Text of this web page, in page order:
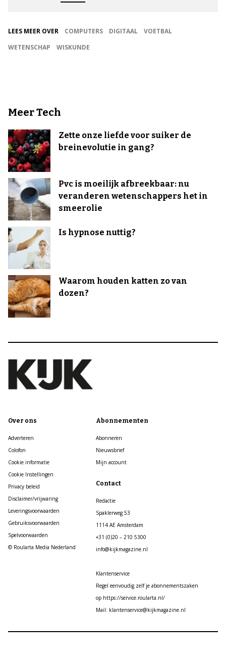
LEES MEER OVER COMPUTERS DIGITAAL
VOETBAL
WETENSCHAP
WISKUNDE
Meer Tech
Zette onze liefde voor suiker de
breinevolutie in gang?
Pvc is moeilijk afbreekbaar: nu
veranderen wetenschappers het in
smeerolie
Is hypnose nuttig?
Waarom houden katten zo van
dozen?
Over ons
Adverteren
Colofon
Cookie informatie
Cookie Instellingen
Privacy beleid
Disclaimer/vrijwaring
Leveringsvoorwaarden
Gebruiksvoorwaarden
Spelvoorwaarden
© Roularta Media Nederland
Abonnementen
Abonneren
Nieuwsbrief
Mijn account
Contact
Redactie
Spaklerweg 53
1114 AE Amsterdam
+31 (0)20 – 210 5300
info@kijkmagazine.nl
Klantenservice
Regel eenvoudig zelf je abonnementszaken
op https://service.roularta.nl/
Mail: klantenservice@kijkmagazine.nl